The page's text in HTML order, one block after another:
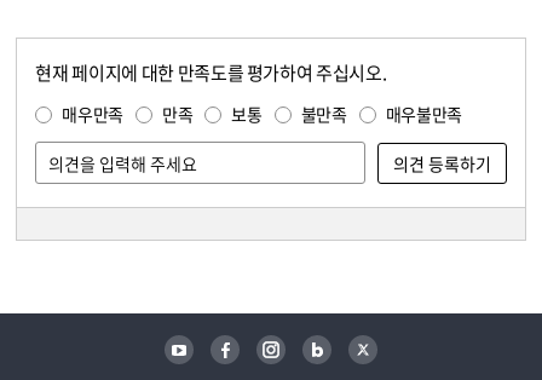
현재 페이지에 대한 만족도를 평가하여 주십시오.
매우만족 만족 보통 불만족 매우불만족
유튜브 페이스북 인스타그램 블로그 트위터